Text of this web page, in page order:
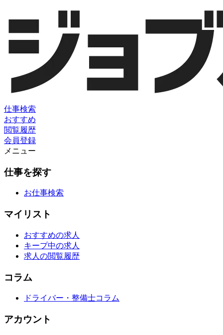
仕事検索
おすすめ
閲覧履歴
会員登録
メニュー
仕事を探す
お仕事検索
マイリスト
おすすめの求人
キープ中の求人
求人の閲覧履歴
コラム
ドライバー・整備士コラム
アカウント